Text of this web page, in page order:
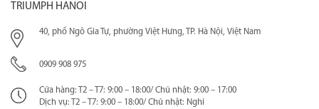
TRIUMPH HANOI
40, phố Ngô Gia Tự, phường Việt Hưng, TP. Hà Nội, Việt Nam
0909 908 975
Cửa hàng: T2 – T7: 9:00 – 18:00/ Chủ nhật: 9:00 – 17:00
Dịch vụ: T2 – T7: 9:00 – 18:00/ Chủ nhật: Nghỉ